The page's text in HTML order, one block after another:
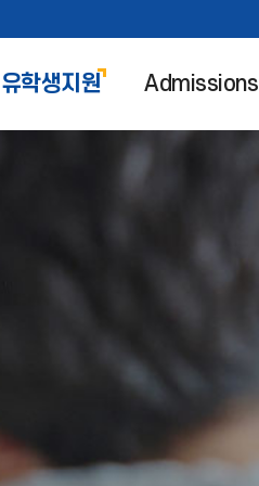
유학생지원 Admissions